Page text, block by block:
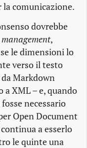
comunicazione.
dovrebbe
,
le dimensioni lo
verso il testo
Markdown
a XML – e, quando
necessario
Open Document
a esserlo
le quinte una